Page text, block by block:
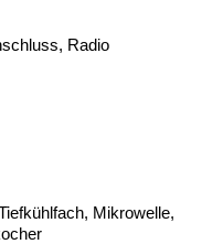
Radio
Mikrowelle,